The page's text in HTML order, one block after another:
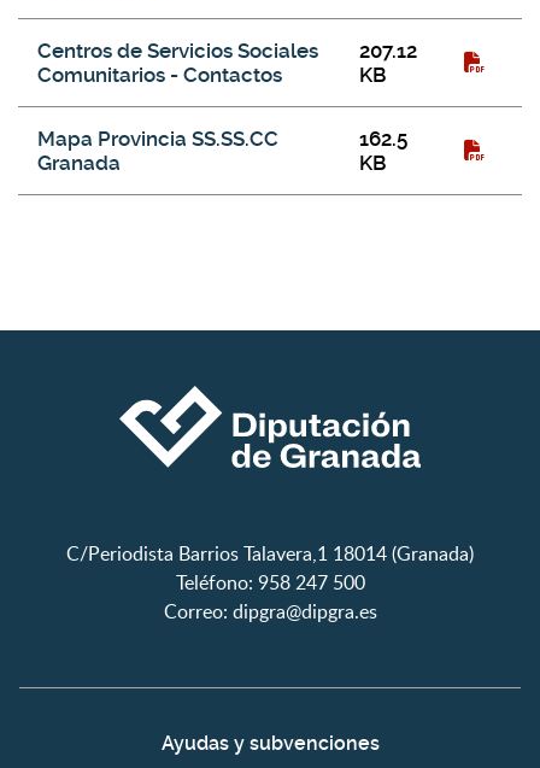
Centros de Servicios Sociales
Comunitarios - Contactos
207.12
KB
Mapa Provincia SS.SS.CC
Granada
162.5
KB
C/Periodista Barrios Talavera,1 18014 (Granada)
Teléfono: 958 247 500
Correo: dipgra@dipgra.es
Ayudas y subvenciones